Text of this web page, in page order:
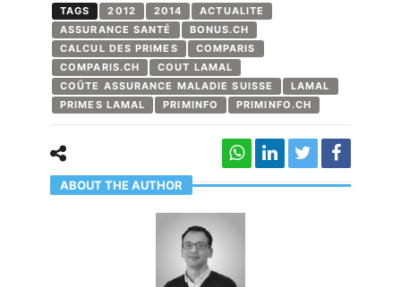
TAGS 2012 2014
ACTUALITE
ASSURANCE SANTÉ
BONUS.CH
CALCUL DES PRIMES
COMPARIS
COMPARIS.CH
COUT LAMAL
COÛTE ASSURANCE MALADIE SUISSE
LAMAL
PRIMES LAMAL
PRIMINFO PRIMINFO.CH
ABOUT THE AUTHOR